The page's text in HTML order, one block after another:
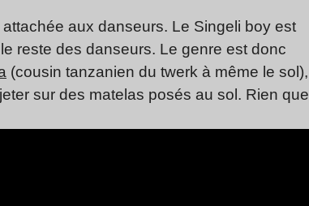
attachée aux danseurs. Le Singeli boy est
reste des danseurs. Le genre est donc
(cousin tanzanien du twerk à même le sol),
sur des matelas posés au sol. Rien que